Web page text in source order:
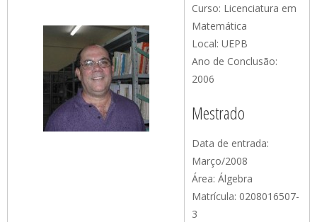
Curso: Licenciatura em
Matemática
Local: UEPB
Ano de Conclusão:
2006
Mestrado
Data de entrada:
Março/2008
Área: Álgebra
Matrícula: 0208016507-
3